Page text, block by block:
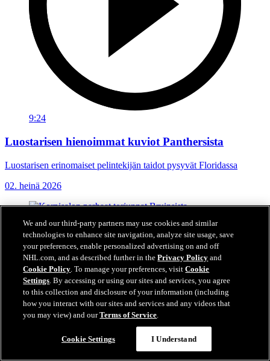
9:24
Luostarisen hienoimmat kuviot Panthersista
Luostarisen erinomaiset pelintekijän taidot pysyvät Floridassa
02. heinä 2026
We and our third-party partners may use cookies and similar
technologies to enhance site navigation, analyze site usage, save
your preferences, enable personalized advertising on and off
NHL.com, and as described further in thePrivacy Policy and
Cookie Policy. To manage your preferences, visitCookie
Settings. By accessing or using our sites and services, you agree
to this collection and disclosure of your information (including
how you interact with our sites and services and any videos that
you may view) and ourTerms of Service.
Cookie Settings I Understand